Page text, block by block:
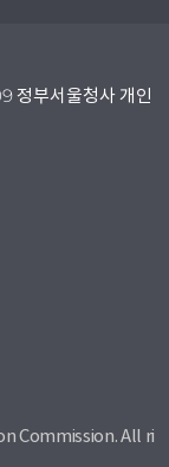
정부서울청사 개인
Commission. All ri